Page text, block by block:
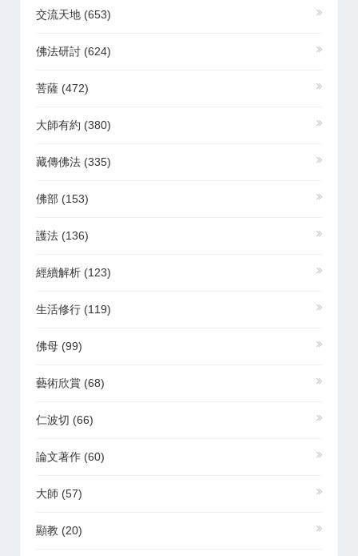
交流天地 (653)
佛法研討 (624)
菩薩 (472)
大師有約 (380)
藏傳佛法 (335)
佛部 (153)
護法 (136)
經續解析 (123)
生活修行 (119)
佛母 (99)
藝術欣賞 (68)
仁波切 (66)
論文著作 (60)
大師 (57)
顯教 (20)